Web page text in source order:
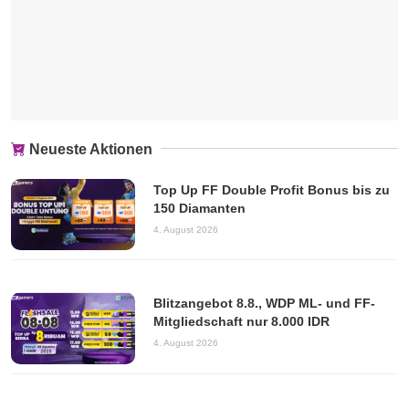
Neueste Aktionen
Top Up FF Double Profit Bonus bis zu
150 Diamanten
4. August 2026
Blitzangebot 8.8., WDP ML- und FF-
Mitgliedschaft nur 8.000 IDR
4. August 2026